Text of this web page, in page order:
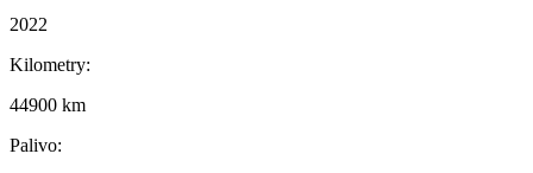
2022
Kilometry:
44900 km
Palivo: